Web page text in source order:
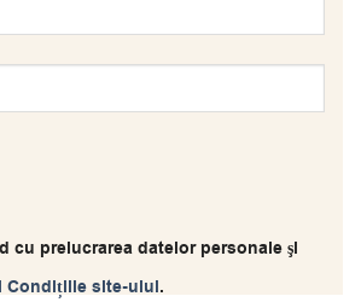
cu prelucrarea datelor personale şi
Condițiile site-ului.